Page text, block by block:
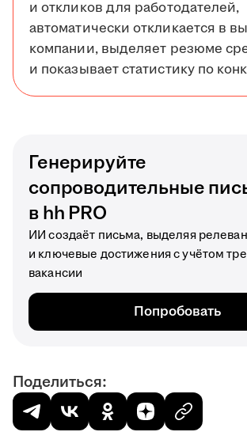
и откликов для работодателей,
автоматически откликается в
компании, выделяет резюме
и показывает статистику по
Генерируйте
сопроводительные
в hh PRO
ИИ создаёт письма, выделяя
и ключевые достижения с учётом
вакансии
Попробовать
Поделиться: